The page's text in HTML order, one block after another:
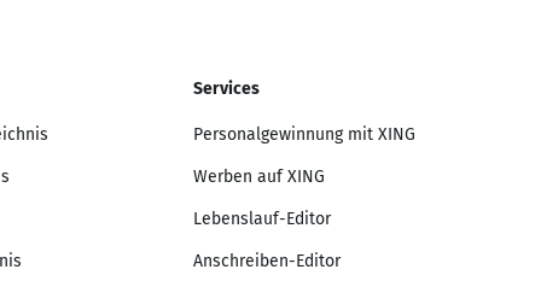
Services
Personalgewinnung mit XING
Werben auf XING
Lebenslauf-Editor
Anschreiben-Editor